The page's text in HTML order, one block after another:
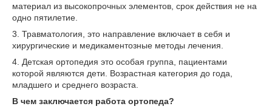
материал из высокопрочных элементов, срок действия не на
одно пятилетие.
3. Травматология, это направление включает в себя и
хирургические и медикаментозные методы лечения.
4. Детская ортопедия это особая группа, пациентами
которой являются дети. Возрастная категория до года,
младшего и среднего возраста.
В чем заключается работа ортопеда?